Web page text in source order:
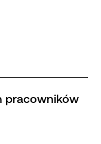
pracowników